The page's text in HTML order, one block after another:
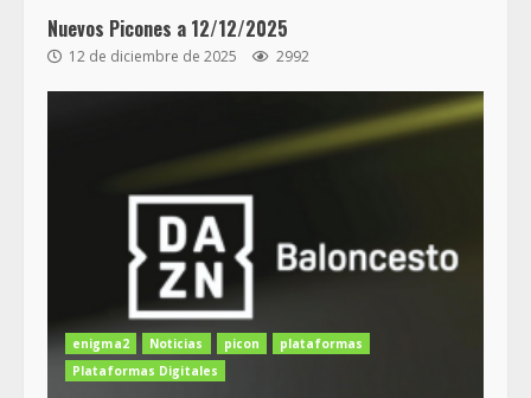
Nuevos Picones a 12/12/2025
12 de diciembre de 2025 2992
enigma2 Noticias picon
plataformas
Plataformas Digitales